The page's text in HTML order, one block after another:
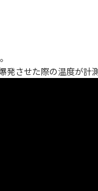
させた際の温度が計